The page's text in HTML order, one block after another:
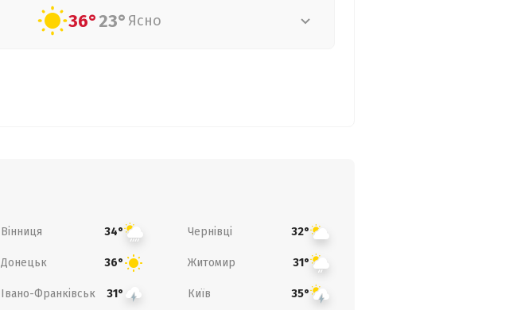
36°23° Ясно
Вінниця 34° Чернівці 32°
Донецьк 36° Житомир 31°
Івано-Франківськ 31° Київ 35°